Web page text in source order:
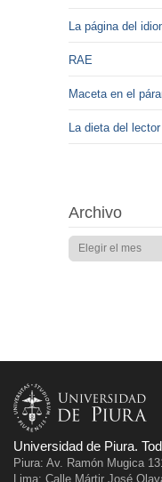
La página del
RAE
Maceta en el
La dieta del lector
Archivo
Universidad de Piura.
Piura: Av. Ramón Mugica
Lima: Calle Mártir José